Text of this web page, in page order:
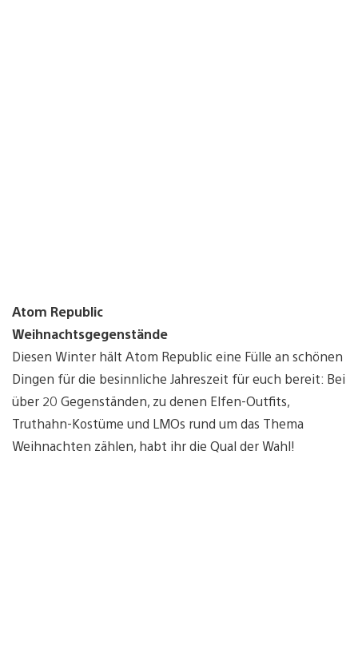
Atom Republic
Weihnachtsgegenstände
Diesen Winter hält Atom Republic eine Fülle an schönen
Dingen für die besinnliche Jahreszeit für euch bereit: Bei
über 20 Gegenständen, zu denen Elfen-Outfits,
Truthahn-Kostüme und LMOs rund um das Thema
Weihnachten zählen, habt ihr die Qual der Wahl!